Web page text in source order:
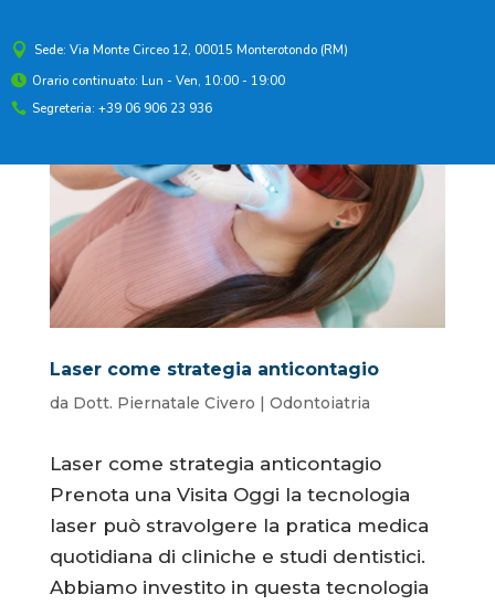
 Sede: Via Monte Circeo 12, 00015 Monterotondo (RM)
 Orario continuato: Lun - Ven, 10:00 - 19:00
 Segreteria: +39 06 906 23 936
Laser come strategia anticontagio
da Dott. Piernatale Civero | Odontoiatria
Laser come strategia anticontagio
Prenota una Visita Oggi la tecnologia
laser può stravolgere la pratica medica
quotidiana di cliniche e studi dentistici.
Abbiamo investito in questa tecnologia